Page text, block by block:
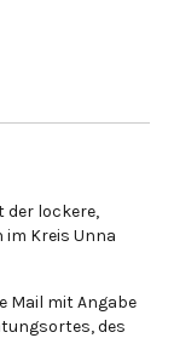
der lockere,
Kreis Unna
Mail mit Angabe
des